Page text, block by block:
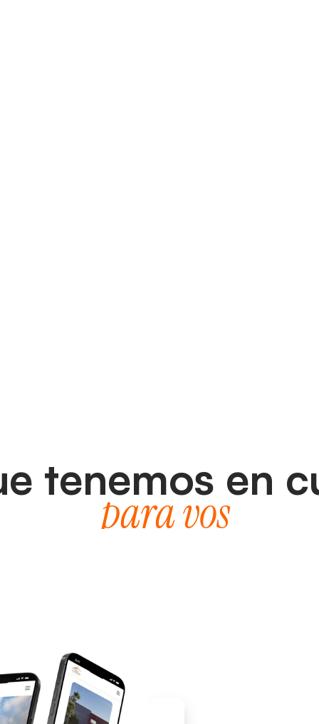
tenemos en
para vos